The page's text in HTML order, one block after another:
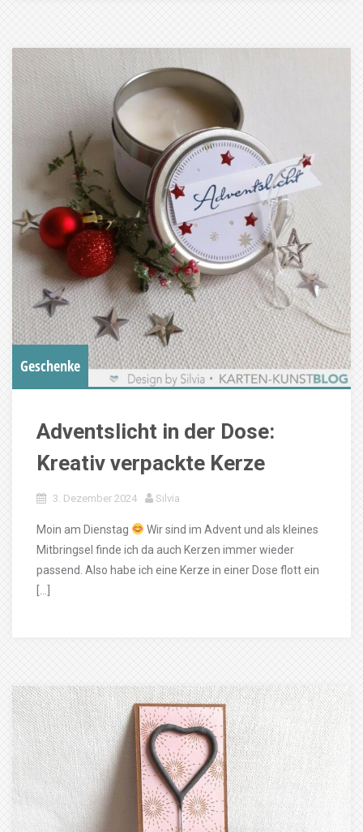
Geschenke
Adventslicht in der Dose:
Kreativ verpackte Kerze
3. Dezember 2024 Silvia
Moin am Dienstag
Wir sind im Advent und als kleines
Mitbringsel finde ich da auch Kerzen immer wieder
passend. Also habe ich eine Kerze in einer Dose flott ein